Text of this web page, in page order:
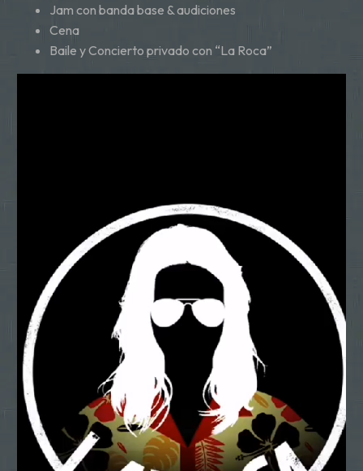
Jam con banda base & audiciones
Cena
Baile y Concierto privado con “La Roca”